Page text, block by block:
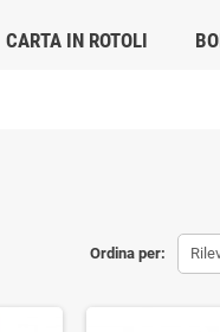
CARTA IN ROTOLI
Ordina per: